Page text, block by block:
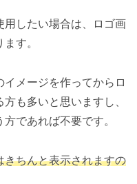
用したい場合は、ロゴ画
す。
メージを作ってからロ
も多いと思いますし、
であれば不要です。
きちんと表示されますの